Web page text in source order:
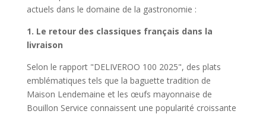
actuels dans le domaine de la gastronomie :
1. Le retour des classiques français dans la
livraison
Selon le rapport "DELIVEROO 100 2025", des plats
emblématiques tels que la baguette tradition de
Maison Lendemaine et les œufs mayonnaise de
Bouillon Service connaissent une popularité croissante